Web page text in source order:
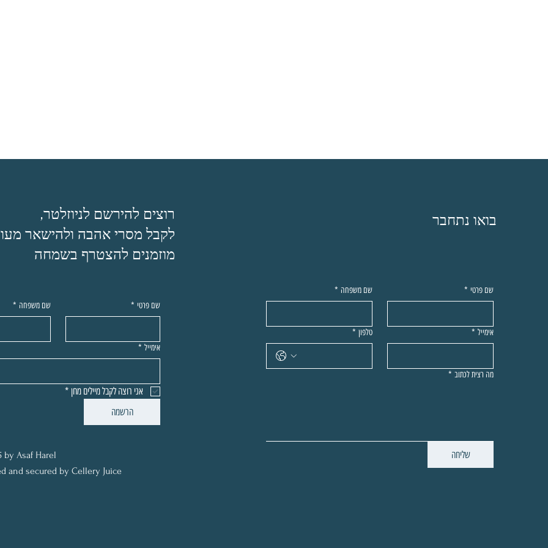
רוצים להירשם לניוזלטר,
לקבל מסרי אהבה ולהישאר
מוזמנים להצטרף בשמחה
שם פרטי * שם משפחה *
אימייל *
אני רוצה לקבל מיילים מחן *
הרשמה
by Asaf Harel
and secured by Cellery Juice
בואו נתחבר
שם פרטי * שם משפחה *
אימייל * טלפון *
מה רצית לכתוב *
שליחה